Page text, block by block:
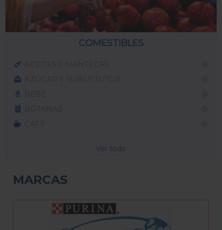
COMESTIBLES
Ver todo
MARCAS